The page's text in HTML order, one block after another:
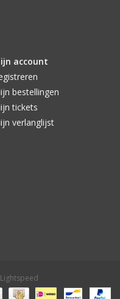
account
bestellingen
tickets
verlanglijst
Lightspeed